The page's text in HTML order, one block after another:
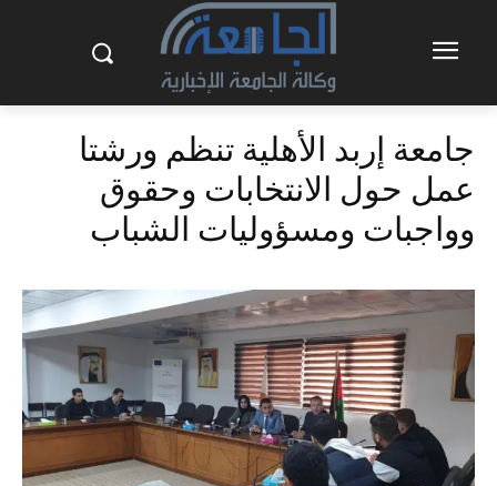
جامعة إربد الأهلية تنظم ورشتا
عمل حول الانتخابات وحقوق
وواجبات ومسؤوليات الشباب